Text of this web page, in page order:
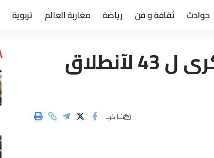
حوادث ثقافة و فن رياضة مغاربة العالم تربوية
“إحتفال الشعب المغربي بالذكرى ل 43 لآنطلاق
شاركها